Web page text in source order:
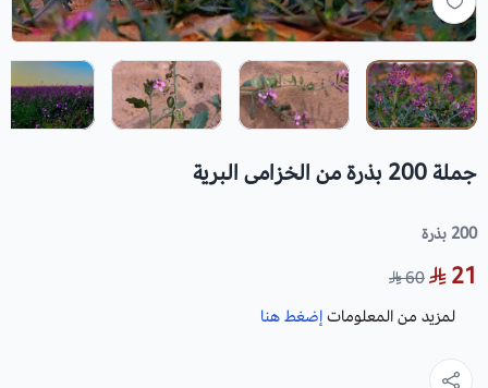
جملة 200 بذرة من الخزامى البرية
200 بذرة
21
60
لمزيد من المعلوماتإضغط هنا